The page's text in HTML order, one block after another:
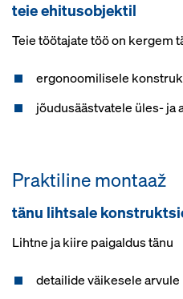
teie ehitusobjektil
Teie töötajate töö on kergem
ergonoomilisele
jõudusäästvatele üles-
Praktiline montaaž
tänu lihtsale
Lihtne ja kiire paigaldus tänu
detailide väikesele arvule